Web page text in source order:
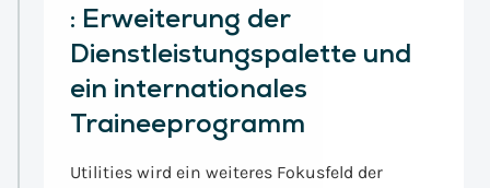
: Erweiterung der
Dienstleistungspalette und
ein internationales
Traineeprogramm
Utilities wird ein weiteres Fokusfeld der